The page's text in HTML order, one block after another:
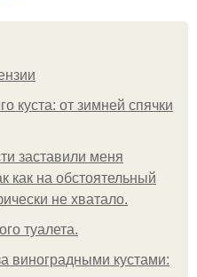
куста: от зимней спячки
заставили меня
как на обстоятельный
не хватало.
туалета.
виноградными кустами: